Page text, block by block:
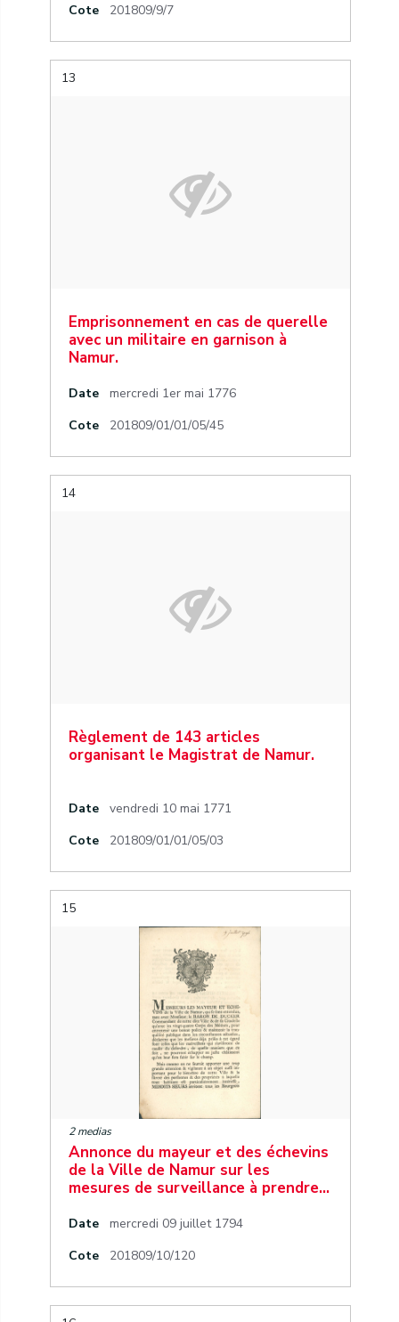
Cote
201809/9/7
13
Emprisonnement en cas de querelle
avec un militaire en garnison à
Namur.
Date
mercredi 1er mai 1776
Cote
201809/01/01/05/45
14
Règlement de 143 articles
organisant le Magistrat de Namur.
Date
vendredi 10 mai 1771
Cote
201809/01/01/05/03
15
2 medias
Annonce du mayeur et des échevins
de la Ville de Namur sur les
mesures de surveillance à prendre…
Date
mercredi 09 juillet 1794
Cote
201809/10/120